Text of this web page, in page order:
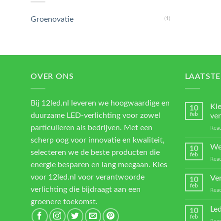
Groenovatie (1)
OVER ONS
Bij 12led.nl leveren we hoogwaardige en
duurzame LED-verlichting voor zowel
particulieren als bedrijven. Met een
scherp oog voor innovatie en kwaliteit,
selecteren we de beste producten die
energie besparen en lang meegaan. Kies
voor 12led.nl voor verantwoorde
verlichting die bijdraagt aan een
groenere toekomst.
10
feb
10
feb
10
feb
10
feb